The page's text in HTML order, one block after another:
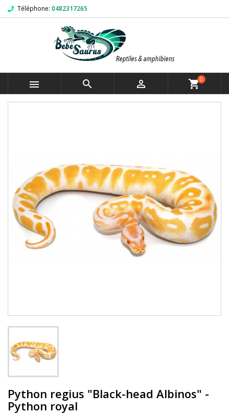
Téléphone: 0482317265
   shopping_cart0
Python regius "Black-head Albinos" -
Python royal